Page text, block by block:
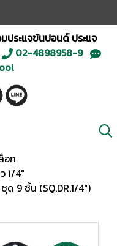
มประแจขันปอนด์ ประแจ
02-4898958-9
อก
1/4"
9 ชิ้น (SQ.DR.1/4")